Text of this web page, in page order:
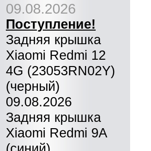
09.08.2026
Поступление!
Задняя крышка
Xiaomi Redmi 12
4G (23053RN02Y)
(черный)
09.08.2026
Задняя крышка
Xiaomi Redmi 9A